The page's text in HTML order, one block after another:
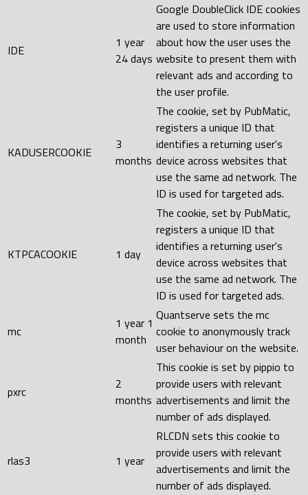
IDE
1 year
24 days
Google DoubleClick IDE cookies
are used to store information
about how the user uses the
website to present them with
relevant ads and according to
the user profile.
KADUSERCOOKIE
3
months
The cookie, set by PubMatic,
registers a unique ID that
identifies a returning user's
device across websites that
use the same ad network. The
ID is used for targeted ads.
KTPCACOOKIE 1 day
The cookie, set by PubMatic,
registers a unique ID that
identifies a returning user's
device across websites that
use the same ad network. The
ID is used for targeted ads.
mc
1 year 1
month
Quantserve sets the mc
cookie to anonymously track
user behaviour on the website.
pxrc
2
months
This cookie is set by pippio to
provide users with relevant
advertisements and limit the
number of ads displayed.
rlas3 1 year
RLCDN sets this cookie to
provide users with relevant
advertisements and limit the
number of ads displayed.